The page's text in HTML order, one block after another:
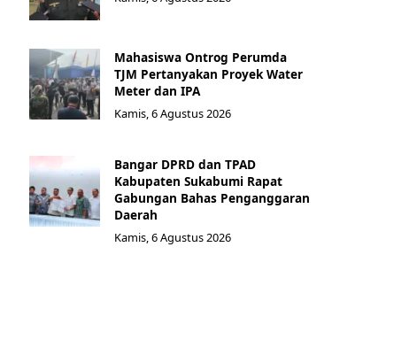
Mahasiswa Ontrog Perumda
TJM Pertanyakan Proyek Water
Meter dan IPA
Kamis, 6 Agustus 2026
Bangar DPRD dan TPAD
Kabupaten Sukabumi Rapat
Gabungan Bahas Penganggaran
Daerah
Kamis, 6 Agustus 2026